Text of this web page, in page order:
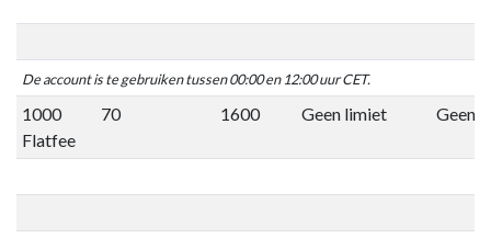
De account is te gebruiken tussen 00:00 en 12:00 uur CET.
1000
Flatfee
70 1600 Geen limiet Geen